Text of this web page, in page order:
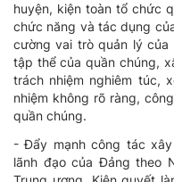
huyện, kiện toàn tổ chức
chức năng và tác dụng
cường vai trò quản lý của
tập thể của quần chúng,
trách nhiệm nghiêm túc,
nhiệm không rõ ràng,
quần chúng.
- Đẩy mạnh công tác
lãnh đạo của Đảng theo